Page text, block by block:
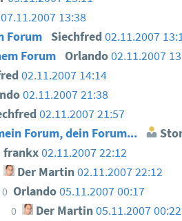
07.11.2007 13:38
Forum Siechfred 02.11.2007
Forum Orlando02.11.2007
02.11.2007 14:14
02.11.2007 21:38
02.11.2007 21:57
Forum, dein Forum...
frankx02.11.2007 22:12
Der Martin02.11.2007 22:12
0 Orlando05.11.2007 00:17
0 Der Martin 05.11.2007 00:22